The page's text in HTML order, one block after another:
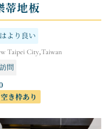
蒂地板
より良い
Taipei City,Taiwan
問
き枠あり